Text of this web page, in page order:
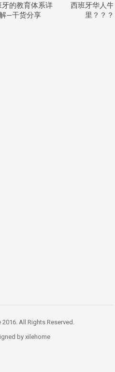
牙的教育体系详
—干货分享
西班牙华人
里？？？
All Rights Reserved.
by xilehome